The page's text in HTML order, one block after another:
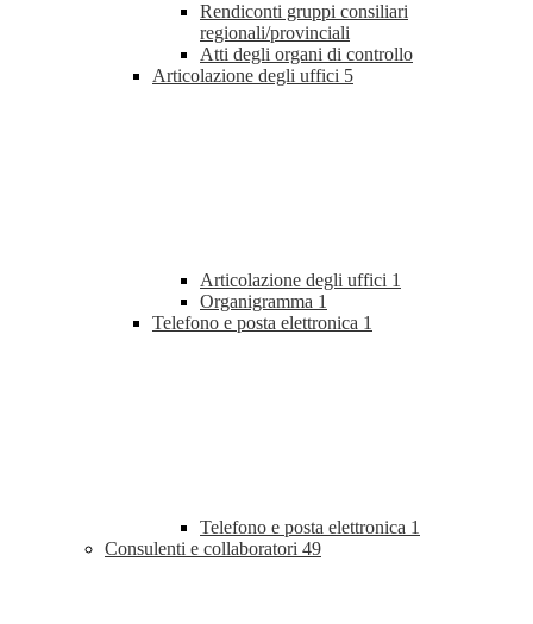
Rendiconti gruppi consiliari
regionali/provinciali
Atti degli organi di controllo
Articolazione degli uffici 5
Articolazione degli uffici 1
Organigramma 1
Telefono e posta elettronica 1
Telefono e posta elettronica 1
Consulenti e collaboratori 49